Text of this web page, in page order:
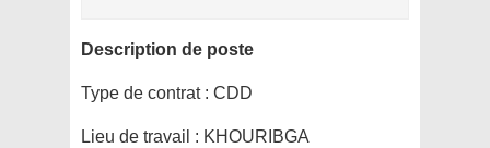
Description de poste
Type de contrat : CDD
Lieu de travail : KHOURIBGA